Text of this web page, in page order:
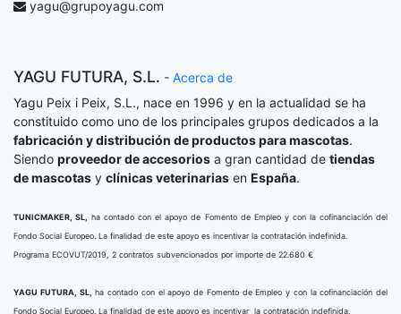
yagu@grupoyagu.com
YAGU FUTURA, S.L. - Acerca de
Yagu Peix i Peix, S.L., nace en 1996 y en la actualidad se ha
constituido como uno de los principales grupos dedicados a la
fabricación y distribución de productos para mascotas.
Siendo proveedor de accesorios a gran cantidad de tiendas
de mascotas y clínicas veterinarias en España.
TUNICMAKER, SL,
ha contado con el apoyo de Fomento de Empleo y con la cofinanciación del
Fondo Social Europeo. La finalidad de este apoyo es incentivar la contratación indefinida.
Programa ECOVUT/2019, 2 contratos subvencionados por importe de 22.680 €
YAGU FUTURA, SL,
ha contado con el apoyo de Fomento de Empleo y con la cofinanciación del
Fondo Social Europeo. La finalidad de este apoyo es incentivar la contratación indefinida.